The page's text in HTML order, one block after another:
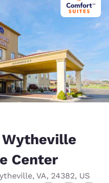
Center
, VA, 24382, US